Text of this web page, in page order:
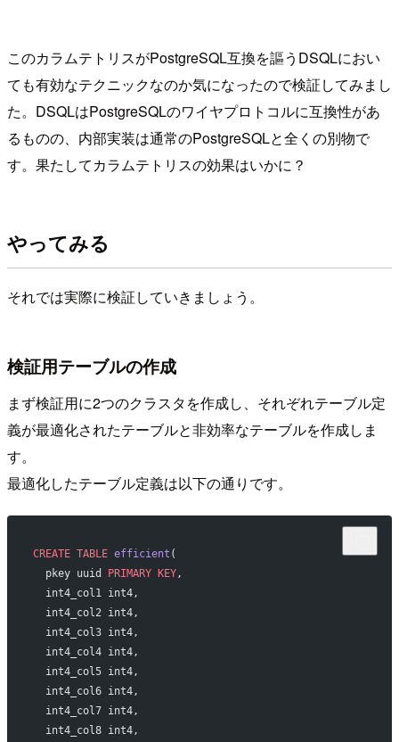
このカラムテトリスがPostgreSQL互換を謳うDSQLにおい
ても有効なテクニックなのか気になったので検証してみまし
た。DSQLはPostgreSQLのワイヤプロトコルに互換性があ
るものの、内部実装は通常のPostgreSQLと全くの別物で
す。果たしてカラムテトリスの効果はいかに？
やってみる
それでは実際に検証していきましょう。
検証用テーブルの作成
まず検証用に2つのクラスタを作成し、それぞれテーブル定
義が最適化されたテーブルと非効率なテーブルを作成しま
す。
最適化したテーブル定義は以下の通りです。
CREATE TABLE efficient (
  pkey uuid
PRIMARY KEY,
  int4_col1 int4,
  int4_col2 int4,
  int4_col3 int4,
  int4_col4 int4,
  int4_col5 int4,
  int4_col6 int4,
  int4_col7 int4,
  int4_col8 int4,